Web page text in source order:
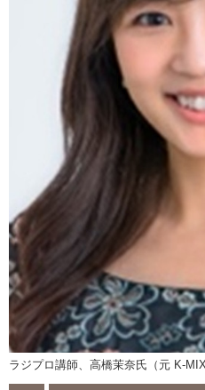
ラジプロ講師、高橋茉奈氏（元 K-